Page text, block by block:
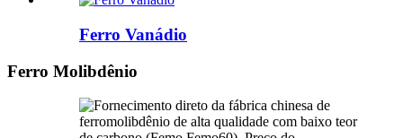
Ferro Vanádio
Ferro Molibdênio